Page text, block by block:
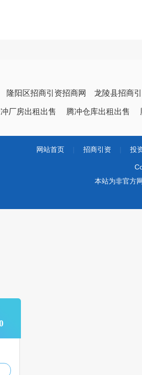
隆阳区招商引资招商网 龙陵县招商
厂房出租出售 腾冲仓库出租出售
网站首页 招商引资 投
本站为非官方